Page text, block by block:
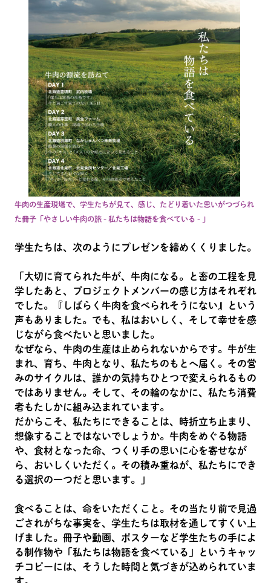
牛肉の生産現場で、学生たちが見て、感じ、たどり着いた思いがつづられ
た冊子「やさしい牛肉の旅 - 私たちは物語を食べている - 」
学生たちは、次のようにプレゼンを締めくくりました。
「大切に育てられた牛が、牛肉になる。と畜の工程を見
学したあと、プロジェクトメンバーの感じ方はそれぞれ
でした。『しばらく牛肉を食べられそうにない』という
声もありました。でも、私はおいしく、そして幸せを感
じながら食べたいと思いました。
なぜなら、牛肉の生産は止められないからです。牛が生
まれ、育ち、牛肉となり、私たちのもとへ届く。その営
みのサイクルは、誰かの気持ちひとつで変えられるもの
ではありません。そして、その輪のなかに、私たち消費
者もたしかに組み込まれています。
だからこそ、私たちにできることは、時折立ち止まり、
想像することではないでしょうか。牛肉をめぐる物語
や、食材となった命、つくり手の思いに心を寄せなが
ら、おいしくいただく。その積み重ねが、私たちにでき
る選択の一つだと思います。」
食べることは、命をいただくこと。その当たり前で見過
ごされがちな事実を、学生たちは取材を通してすくい上
げました。冊子や動画、ポスターなど学生たちの手によ
る制作物や「私たちは物語を食べている」というキャッ
チコピーには、そうした時間と気づきが込められていま